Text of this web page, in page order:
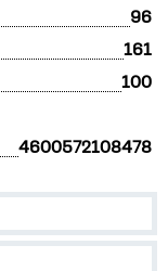
96
161
100
4600572108478